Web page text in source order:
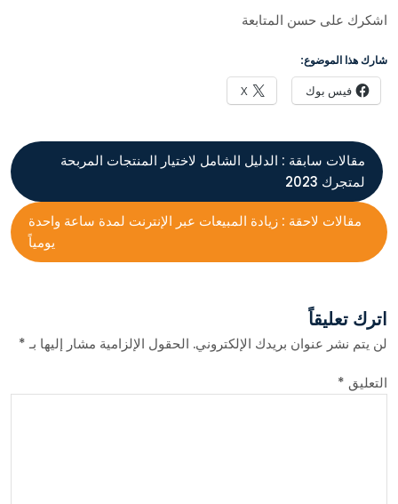
اشكرك على حسن المتابعة
شارك هذا الموضوع:
فيس بوك X
مقالات سابقة : الدليل الشامل لاختيار المنتجات المربحة
لمتجرك 2023
مقالات لاحقة : زيادة المبيعات عبر الإنترنت لمدة ساعة واحدة
يومياً
اترك تعليقاً
لن يتم نشر عنوان بريدك الإلكتروني. الحقول الإلزامية مشار إليها بـ*
التعليق *